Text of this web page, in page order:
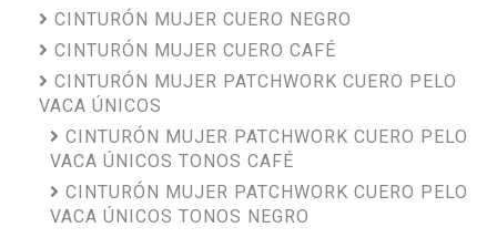
CINTURÓN MUJER CUERO NEGRO
CINTURÓN MUJER CUERO CAFÉ
CINTURÓN MUJER PATCHWORK CUERO PELO
VACA ÚNICOS
CINTURÓN MUJER PATCHWORK CUERO PELO
VACA ÚNICOS TONOS CAFÉ
CINTURÓN MUJER PATCHWORK CUERO PELO
VACA ÚNICOS TONOS NEGRO